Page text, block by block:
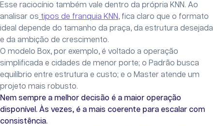
Esse raciocínio também vale dentro da própria KNN. Ao
analisar os tipos de franquia KNN, fica claro que o formato
ideal depende do tamanho da praça, da estrutura desejada
e da ambição de crescimento.
O modelo Box, por exemplo, é voltado a operação
simplificada e cidades de menor porte; o Padrão busca
equilíbrio entre estrutura e custo; e o Master atende um
projeto mais robusto.
Nem sempre a melhor decisão é a maior operação
disponível. Às vezes, é a mais coerente para escalar com
consistência.